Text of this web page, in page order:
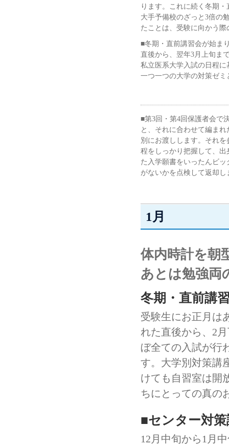
ります。これに続く冬期
大手予備校のざっと3倍の
たことは、受験に向かう
■冬期・直前講習会が始ま
直後から、翌年3月上旬ま
私立医系大学入試の日程
一つ一つの大学の対策ゼ
■第3回・第4回保護者会で
と、それに合わせて編ま
別にお渡しします。それ
程をしっかり把握して、
た入学願書をいったんビ
がないかを点検して返却し
1月
体内時計を朝
あとは勉強両
冬期・直前講
受験生にお正月は
れた直後から、2
ぼ全ての入試が行
す。大学別対策講
けても自習室は開
ちにとっての真の
■センター対策
12月中旬から1月